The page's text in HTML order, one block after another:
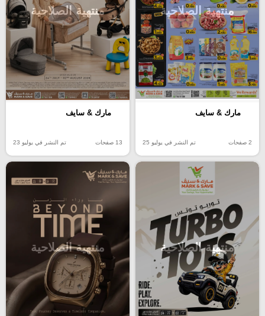
منتهية الصلاحية
مارك & سايف
2 صفحات تم النشر في يوليو 25
منتهية الصلاحية
مارك & سايف
13 صفحات تم النشر في يوليو 23
منتهية الصلاحية منتهية الصلاحية